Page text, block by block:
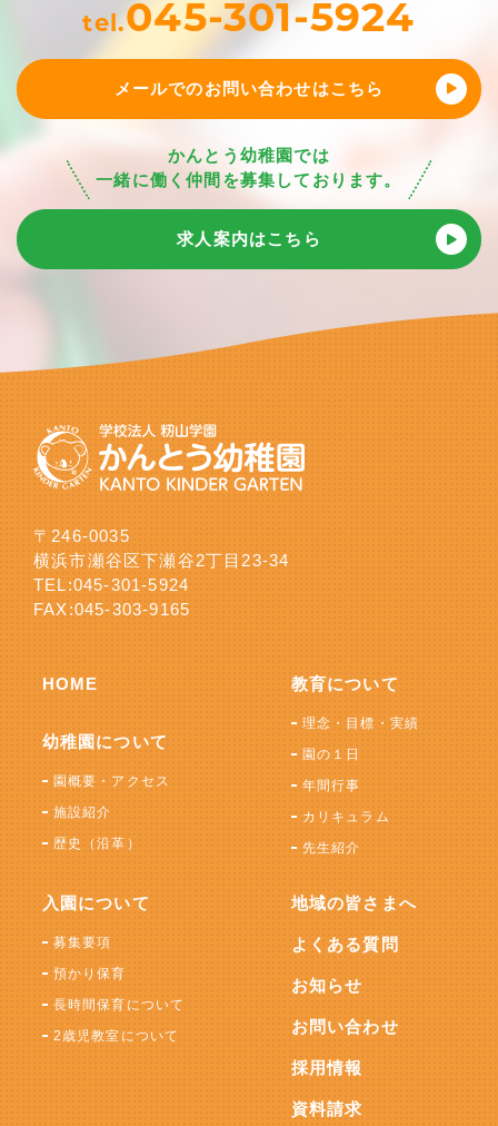
tel.045-301-5924
メールでのお問い合わせはこちら
かんとう幼稚園では
一緒に働く仲間を募集しております。
求人案内はこちら
〒246-0035
横浜市瀬谷区下瀬谷2丁目23-34
TEL:045-301-5924
FAX:045-303-9165
HOME
幼稚園について
園概要・アクセス
施設紹介
歴史（沿革）
教育について
理念・目標・実績
園の１日
年間行事
カリキュラム
先生紹介
入園について
募集要項
預かり保育
長時間保育について
2歳児教室について
地域の皆さまへ
よくある質問
お知らせ
お問い合わせ
採用情報
資料請求